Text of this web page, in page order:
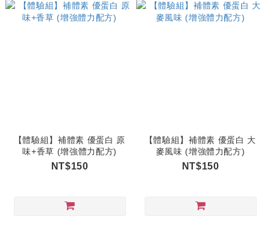
【體驗組】補體素 優蛋白 原
味+香草 (增強體力配方)
NT$150
【體驗組】補體素 優蛋白 大
麥風味 (增強體力配方)
NT$150